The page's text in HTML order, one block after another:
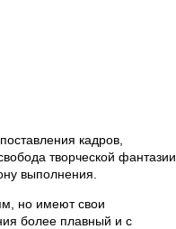
кадров,
творческой фантазии
выполнения.
но имеют свои
более плавный и с